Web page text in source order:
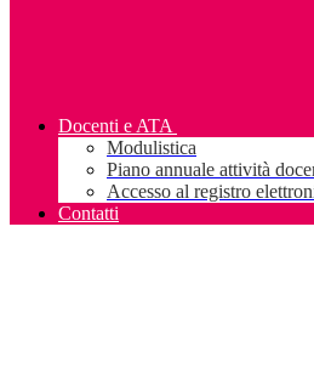
Docenti e ATA
Modulistica
Piano annuale attività
Accesso al registro
Contatti